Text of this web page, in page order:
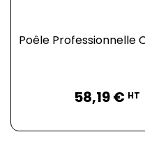
Poêle Professionnelle
58,19 € HT